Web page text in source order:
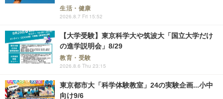
生活・健康
2026.8.7 Fri 15:52
【大学受験】東京科学大や筑波大「国立大学だけ
の進学説明会」8/29
教育・受験
2026.8.6 Thu 23:15
東京都市大「科学体験教室」24の実験企画...小中
向け9/6